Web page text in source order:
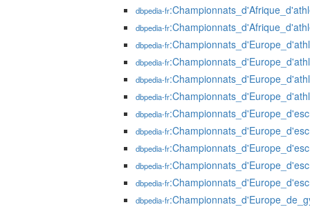
dbpedia-fr
dbpedia-fr
dbpedia-fr
dbpedia-fr
dbpedia-fr
dbpedia-fr
dbpedia-fr
dbpedia-fr
dbpedia-fr
dbpedia-fr
dbpedia-fr
dbpedia-fr